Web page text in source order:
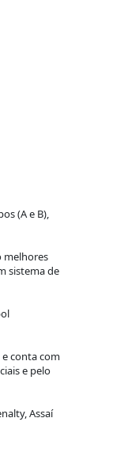
(A e B),
melhores
sistema de
e conta com
e pelo
Assaí